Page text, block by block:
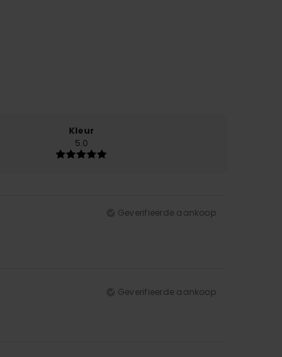
Kleur
5.0
Geverifieerde aankoop
Geverifieerde aankoop